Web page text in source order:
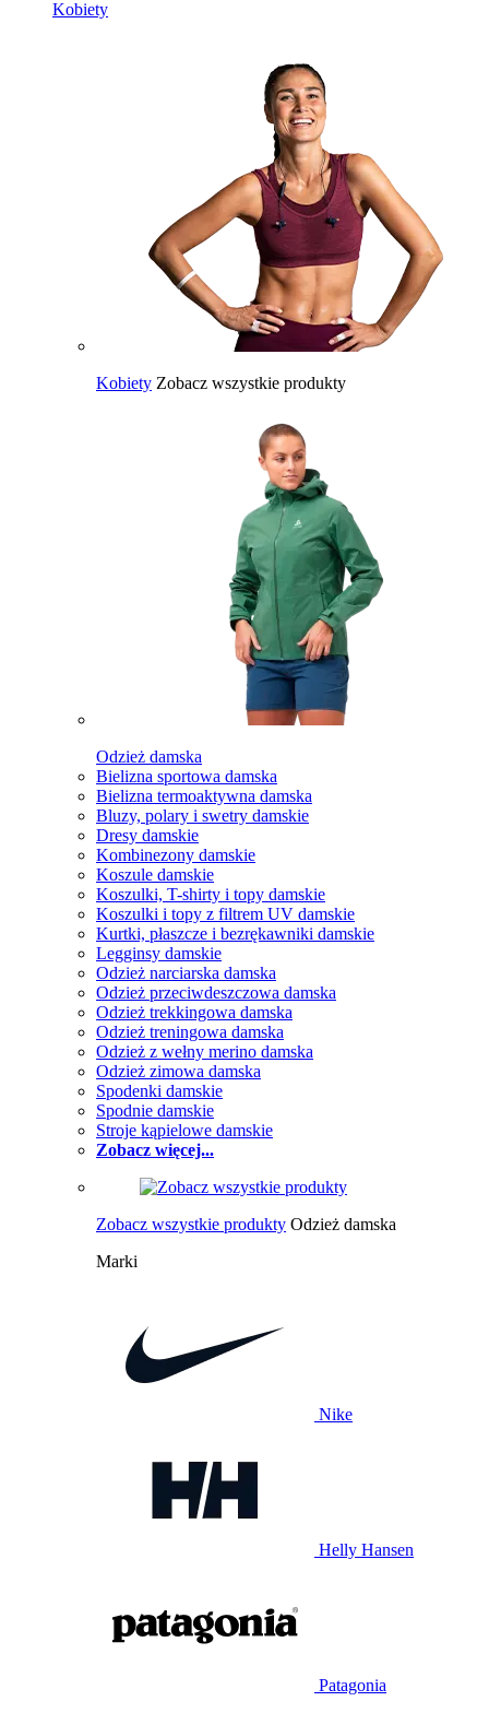
Kobiety
Kobiety Zobacz wszystkie produkty
Odzież damska
Bielizna sportowa damska
Bielizna termoaktywna damska
Bluzy, polary i swetry damskie
Dresy damskie
Kombinezony damskie
Koszule damskie
Koszulki, T-shirty i topy damskie
Koszulki i topy z filtrem UV damskie
Kurtki, płaszcze i bezrękawniki damskie
Legginsy damskie
Odzież narciarska damska
Odzież przeciwdeszczowa damska
Odzież trekkingowa damska
Odzież treningowa damska
Odzież z wełny merino damska
Odzież zimowa damska
Spodenki damskie
Spodnie damskie
Stroje kąpielowe damskie
Zobacz więcej...
Zobacz wszystkie produkty Odzież damska
Marki
Nike
Helly Hansen
Patagonia